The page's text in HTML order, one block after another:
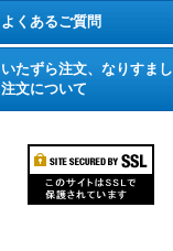
よくあるご質問
いたずら注文、なりすまし
注文について